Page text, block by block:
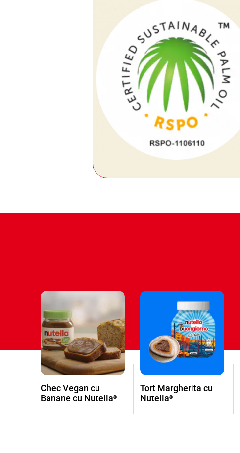
Chec Vegan cu
Banane cu Nutella®
Tort Margherita cu
Nutella®